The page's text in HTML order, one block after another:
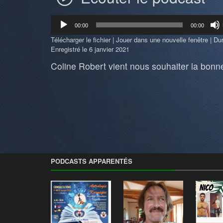
Lecteur
audio
00:00 00:00
Télécharger le fichier| Jouer dans une nouvelle fenêtre |
Enregistré le 6 janvier 2021
Coline Robert vient nous souhaiter la
PODCASTS APPARENTÉS